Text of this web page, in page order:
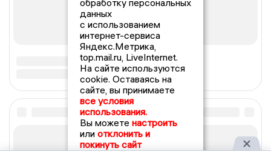
обработку персональных
данных
с использованием
интернет-сервиса
Яндекс.Метрика,
top.mail.ru, LiveInternet.
На сайте используются
cookie. Оставаясь на
сайте, вы принимаете
все условия
использования.
Вы можете настроить
или отклонить и
покинуть сайт